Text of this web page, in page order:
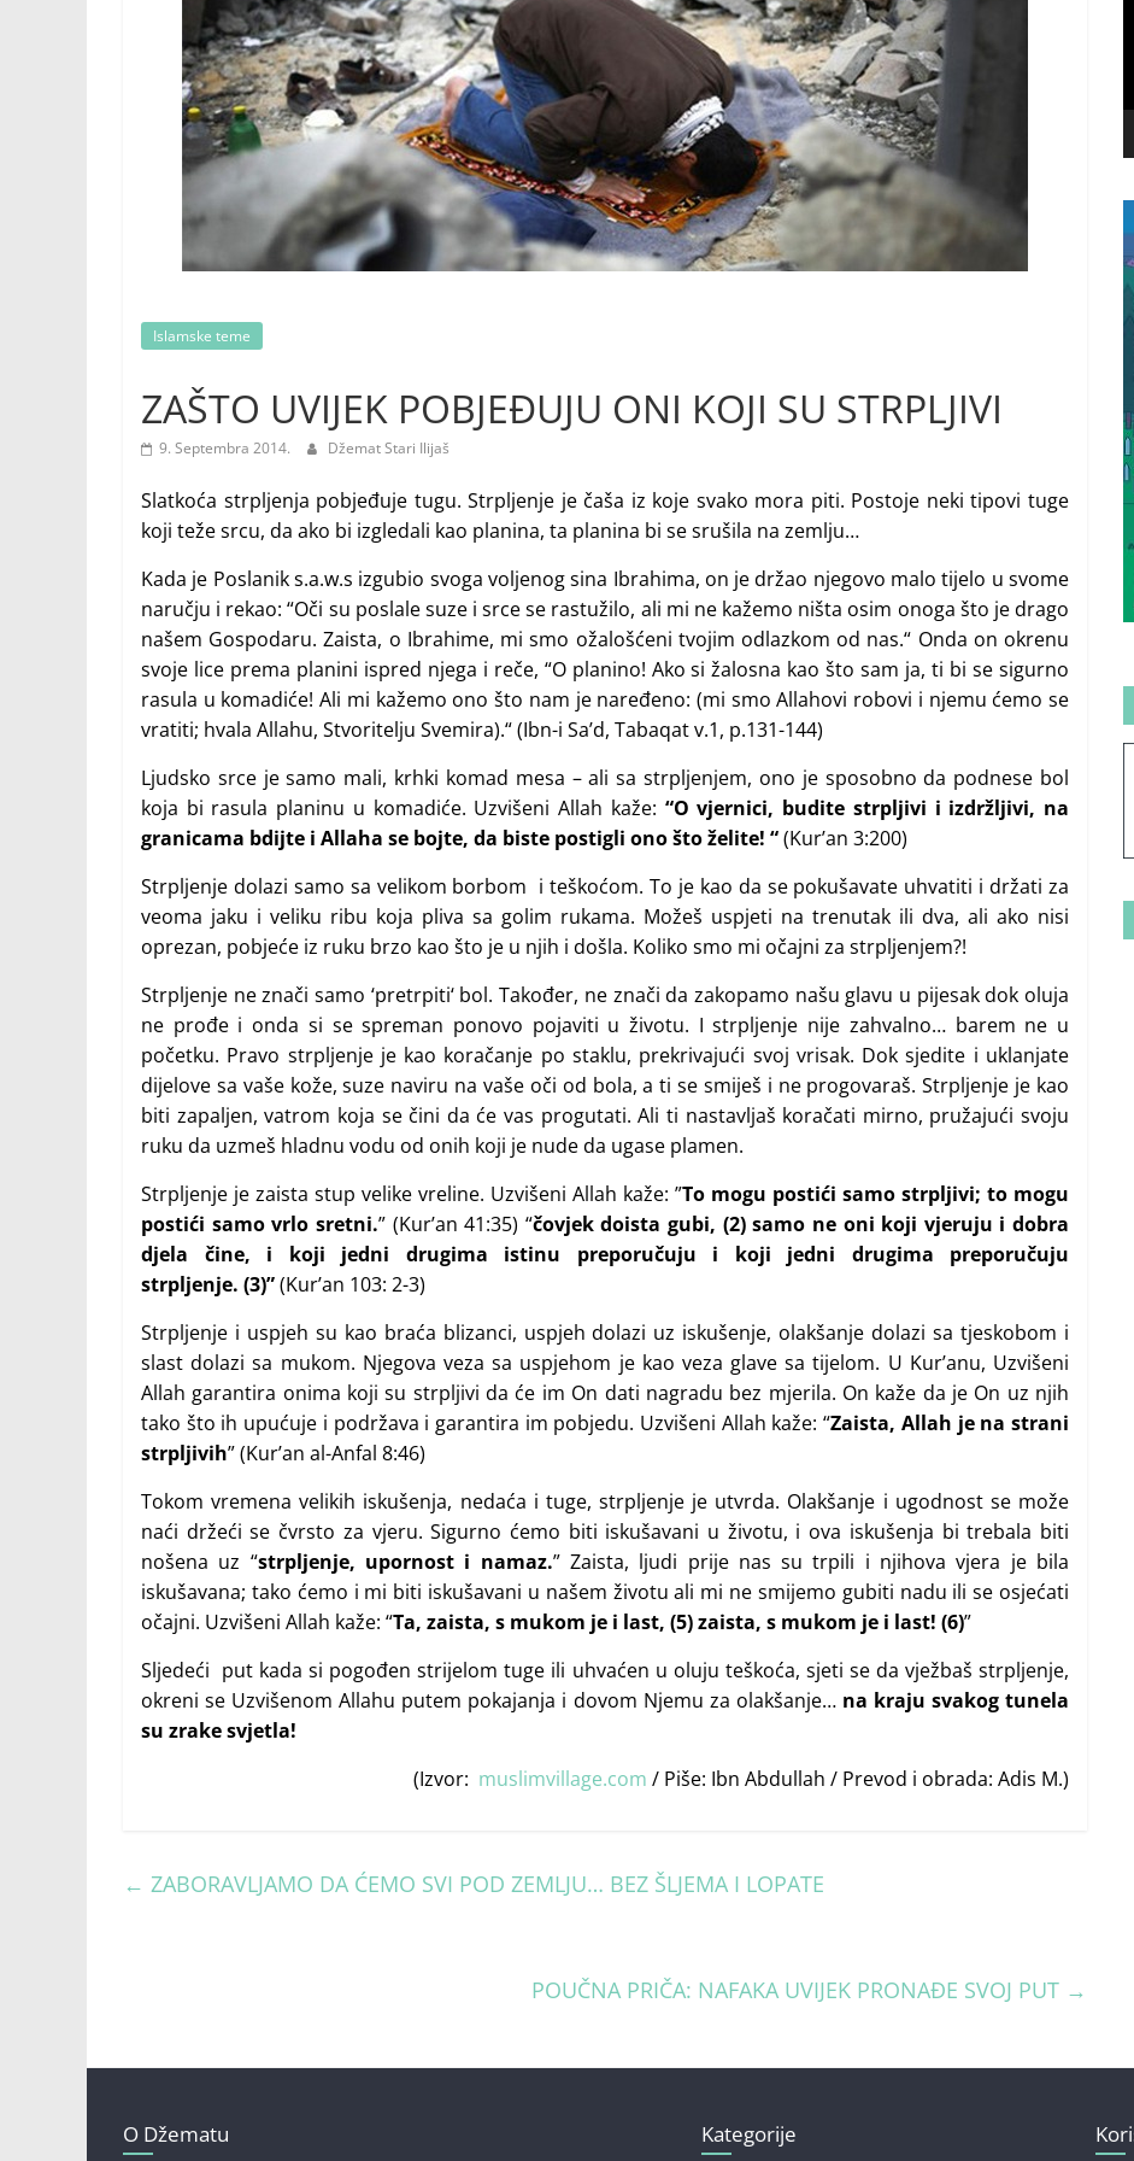
Islamske teme
ZAŠTO UVIJEK POBJEĐUJU ONI KOJI SU STRPLJIVI
9. Septembra 2014. Džemat Stari Ilijaš
Slatkoća strpljenja pobjeđuje tugu. Strpljenje je čaša iz koje svako mora piti. Postoje neki tipovi tuge
koji teže srcu, da ako bi izgledali kao planina, ta planina bi se srušila na zemlju…
Kada je Poslanik s.a.w.s izgubio svoga voljenog sina Ibrahima, on je držao njegovo malo tijelo u svome
naručju i rekao: “Oči su poslale suze i srce se rastužilo, ali mi ne kažemo ništa osim onoga što je drago
našem Gospodaru. Zaista, o Ibrahime, mi smo ožalošćeni tvojim odlazkom od nas.“ Onda on okrenu
svoje lice prema planini ispred njega i reče, “O planino! Ako si žalosna kao što sam ja, ti bi se sigurno
rasula u komadiće! Ali mi kažemo ono što nam je naređeno: (mi smo Allahovi robovi i njemu ćemo se
vratiti; hvala Allahu, Stvoritelju Svemira).“ (Ibn-i Sa’d, Tabaqat v.1, p.131-144)
Ljudsko srce je samo mali, krhki komad mesa – ali sa strpljenjem, ono je sposobno da podnese bol
koja bi rasula planinu u komadiće. Uzvišeni Allah kaže: “O vjernici, budite strpljivi i izdržljivi, na
granicama bdijte i Allaha se bojte, da biste postigli ono što želite! “(Kur’an 3:200)
Strpljenje dolazi samo sa velikom borbom i teškoćom. To je kao da se pokušavate uhvatiti i držati za
veoma jaku i veliku ribu koja pliva sa golim rukama. Možeš uspjeti na trenutak ili dva, ali ako nisi
oprezan, pobjeće iz ruku brzo kao što je u njih i došla. Koliko smo mi očajni za strpljenjem?!
Strpljenje ne znači samo ‘pretrpiti‘ bol. Također, ne znači da zakopamo našu glavu u pijesak dok oluja
ne prođe i onda si se spreman ponovo pojaviti u životu. I strpljenje nije zahvalno… barem ne u
početku. Pravo strpljenje je kao koračanje po staklu, prekrivajući svoj vrisak. Dok sjedite i uklanjate
dijelove sa vaše kože, suze naviru na vaše oči od bola, a ti se smiješ i ne progovaraš. Strpljenje je kao
biti zapaljen, vatrom koja se čini da će vas progutati. Ali ti nastavljaš koračati mirno, pružajući svoju
ruku da uzmeš hladnu vodu od onih koji je nude da ugase plamen.
Strpljenje je zaista stup velike vreline. Uzvišeni Allah kaže: ”To mogu postići samo strpljivi; to mogu
postići samo vrlo sretni.” (Kur’an 41:35) “čovjek doista gubi, (2) samo ne oni koji vjeruju i dobra
djela čine, i koji jedni drugima istinu preporučuju i koji jedni drugima preporučuju
strpljenje. (3)”(Kur’an 103: 2-3)
Strpljenje i uspjeh su kao braća blizanci, uspjeh dolazi uz iskušenje, olakšanje dolazi sa tjeskobom i
slast dolazi sa mukom. Njegova veza sa uspjehom je kao veza glave sa tijelom. U Kur’anu, Uzvišeni
Allah garantira onima koji su strpljivi da će im On dati nagradu bez mjerila. On kaže da je On uz njih
tako što ih upućuje i podržava i garantira im pobjedu. Uzvišeni Allah kaže: “Zaista, Allah je na strani
strpljivih” (Kur’an al-Anfal 8:46)
Tokom vremena velikih iskušenja, nedaća i tuge, strpljenje je utvrda. Olakšanje i ugodnost se može
naći držeći se čvrsto za vjeru. Sigurno ćemo biti iskušavani u životu, i ova iskušenja bi trebala biti
nošena uz “strpljenje, upornost i namaz.” Zaista, ljudi prije nas su trpili i njihova vjera je bila
iskušavana; tako ćemo i mi biti iskušavani u našem životu ali mi ne smijemo gubiti nadu ili se osjećati
očajni. Uzvišeni Allah kaže: “Ta, zaista, s mukom je i last, (5) zaista, s mukom je i last! (6)”
Sljedeći put kada si pogođen strijelom tuge ili uhvaćen u oluju teškoća, sjeti se da vježbaš strpljenje,
okreni se Uzvišenom Allahu putem pokajanja i dovom Njemu za olakšanje… na kraju svakog tunela
su zrake svjetla!
(Izvor: muslimvillage.com / Piše: Ibn Abdullah / Prevod i obrada: Adis M.)
← ZABORAVLJAMO DA ĆEMO SVI POD ZEMLJU… BEZ ŠLJEMA I LOPATE
POUČNA PRIČA: NAFAKA UVIJEK PRONAĐE SVOJ PUT →
O Džematu Kategorije